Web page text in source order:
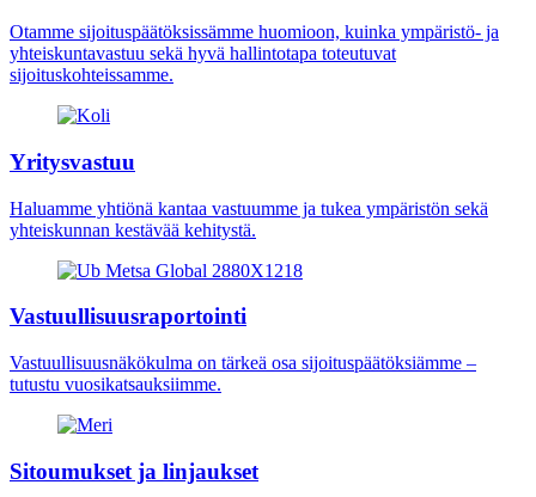
Otamme sijoituspäätöksissämme huomioon, kuinka ympäristö- ja
yhteiskuntavastuu sekä hyvä hallintotapa toteutuvat
sijoituskohteissamme.
Yritysvastuu
Haluamme yhtiönä kantaa vastuumme ja tukea ympäristön sekä
yhteiskunnan kestävää kehitystä.
Vastuullisuusraportointi
Vastuullisuusnäkökulma on tärkeä osa sijoituspäätöksiämme –
tutustu vuosikatsauksiimme.
Sitoumukset ja linjaukset